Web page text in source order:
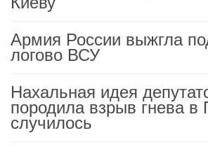
Армия России выжгла
логово ВСУ
Нахальная идея
породила взрыв гнева
случилось